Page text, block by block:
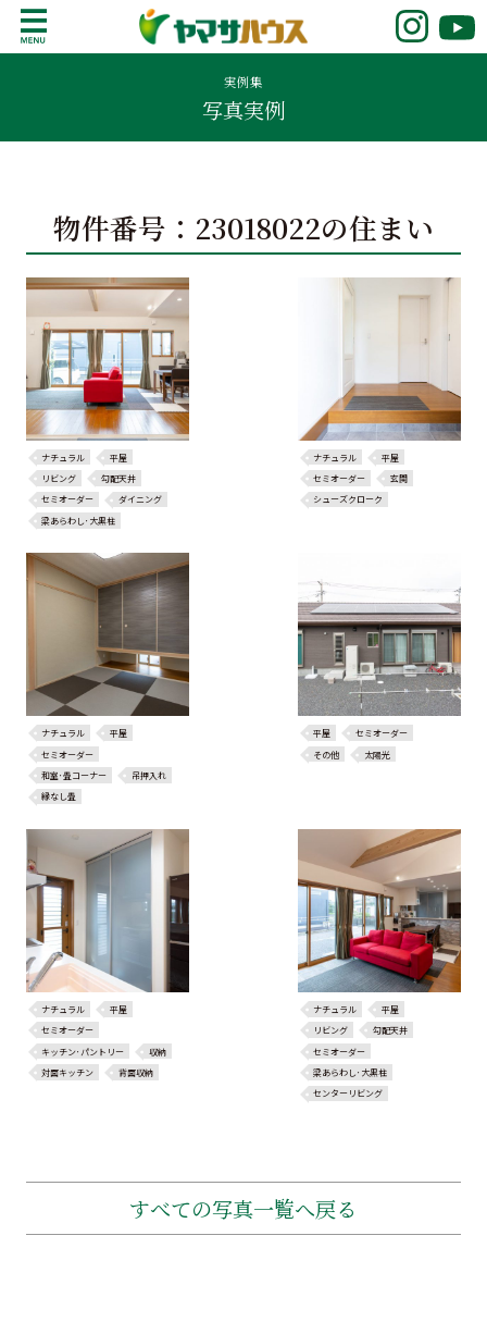
o
鹿児島で注文住宅ならヤマサハウス
新築の注文住宅や建売モデルハウスをお探し
の方はこちら。鹿児島県内で11年連続ナンバ
ーワンの実績を誇る、絆の家でおなじみの
ヤマサハウス。展示場情報や家づくりのこだ
実例集
写真実例
物件番号：23018022の住まい
ナチュラル
平屋
リビング
勾配天井
セミオーダー
ダイニング
梁あらわし･大黒柱
ナチュラル
平屋
セミオーダー
玄関
シューズクローク
ナチュラル
平屋
セミオーダー
和室･畳コーナー
吊押入れ
縁なし畳
平屋
セミオーダー
その他
太陽光
ナチュラル
平屋
セミオーダー
キッチン･パントリー
収納
対面キッチン
背面収納
ナチュラル
平屋
リビング
勾配天井
セミオーダー
梁あらわし･大黒柱
センターリビング
すべての写真一覧へ戻る